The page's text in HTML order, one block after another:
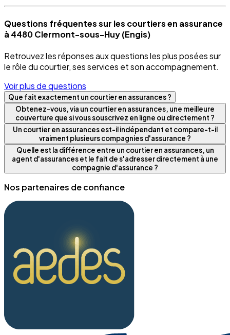
Questions fréquentes sur les courtiers en assurance
à 4480 Clermont-sous-Huy (Engis)
Retrouvez les réponses aux questions les plus posées sur
le rôle du courtier, ses services et son accompagnement.
Voir plus de questions
Que fait exactement un courtier en assurances ?
Obtenez-vous, via un courtier en assurances, une meilleure
couverture que si vous souscrivez en ligne ou directement ?
Un courtier en assurances est-il indépendant et compare-t-il
vraiment plusieurs compagnies d'assurance ?
Quelle est la différence entre un courtier en assurances, un
agent d'assurances et le fait de s'adresser directement à une
compagnie d'assurance ?
Nos partenaires de confiance